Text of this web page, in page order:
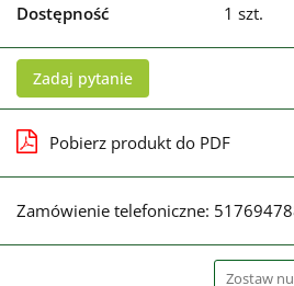
Dostępność 1 szt.
Zadaj pytanie
Pobierz produkt do PDF
Zamówienie telefoniczne: